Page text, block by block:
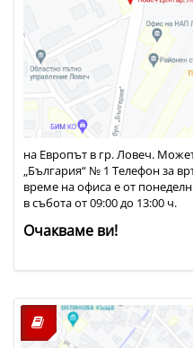
на Европът в гр. Ловеч.
„България“ № 1 Телефон за
време на офиса е от
в събота от 09:00 до 13:00 ч.
Очакваме ви!